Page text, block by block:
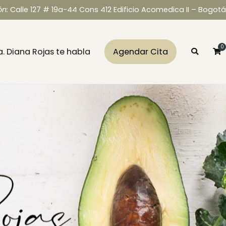
Calle 127 # 19a-44 Cons 412 Edificio Acomedica II – Bogotá
Diana Rojas te habla Agendar Cita 0